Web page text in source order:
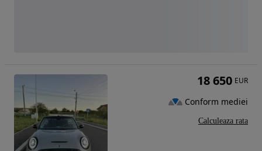
18 650 EUR
Conform mediei
Calculeaza rata